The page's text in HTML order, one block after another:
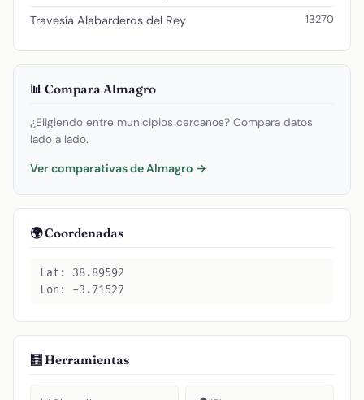
Travesía Alabarderos del Rey 13270
📊 Compara Almagro
¿Eligiendo entre municipios cercanos? Compara datos
lado a lado.
Ver comparativas de Almagro →
🌍 Coordenadas
Lat: 38.89592
Lon: -3.71527
🧮 Herramientas